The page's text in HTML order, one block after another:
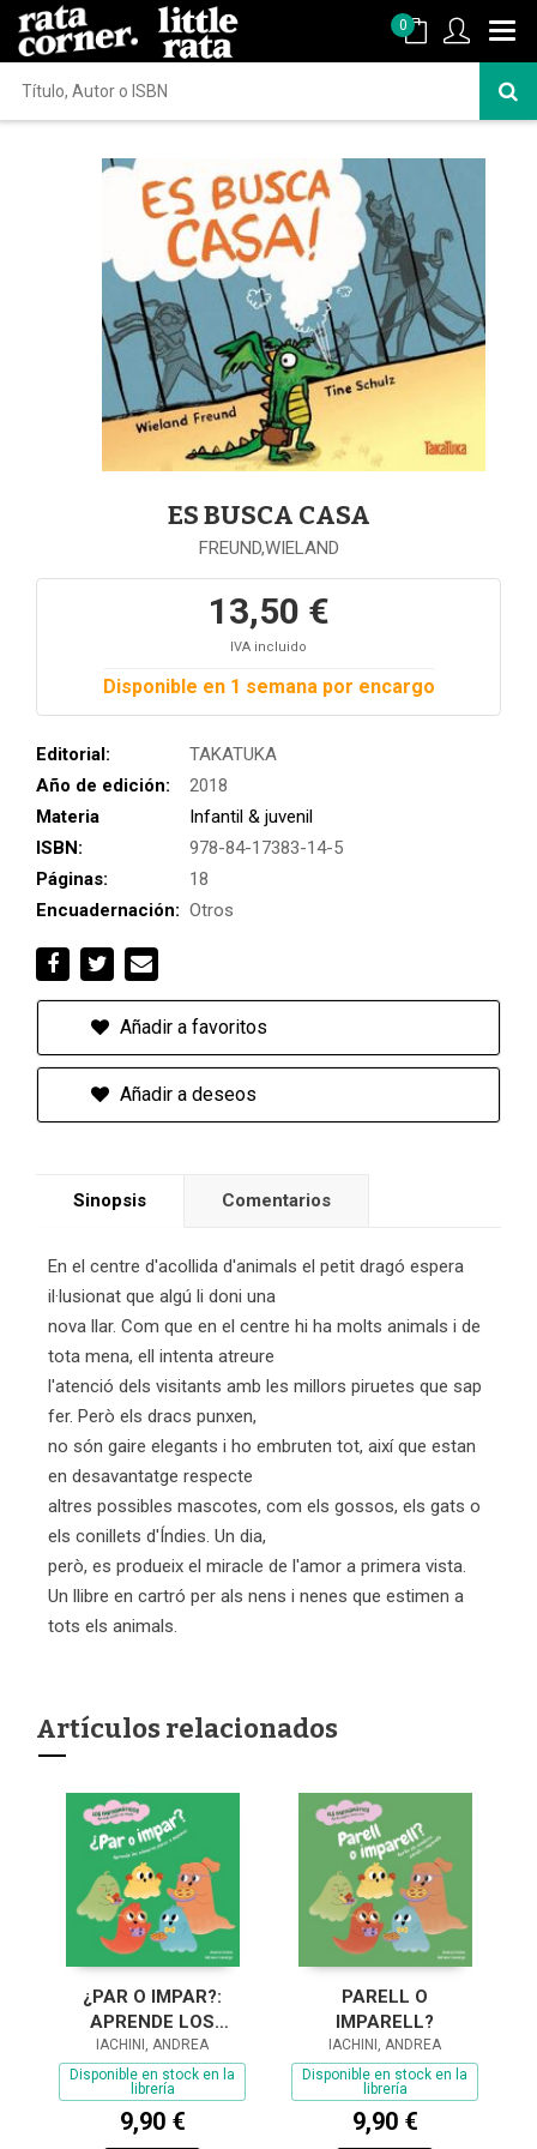
0
ES BUSCA CASA
FREUND,WIELAND
13,50 €
IVA incluido
Disponible en 1 semana por encargo
Editorial:
TAKATUKA
Año de edición:
2018
Materia
Infantil & juvenil
ISBN:
978-84-17383-14-5
Páginas:
18
Encuadernación: Otros
Añadir a favoritos
Añadir a deseos
Sinopsis Comentarios
En el centre d'acollida d'animals el petit dragó espera
il·lusionat que algú li doni una
nova llar. Com que en el centre hi ha molts animals i de
tota mena, ell intenta atreure
l'atenció dels visitants amb les millors piruetes que sap
fer. Però els dracs punxen,
no són gaire elegants i ho embruten tot, així que estan
en desavantatge respecte
altres possibles mascotes, com els gossos, els gats o
els conillets d'Índies. Un dia,
però, es produeix el miracle de l'amor a primera vista.
Un llibre en cartró per als nens i nenes que estimen a
tots els animals.
Artículos relacionados
¿PAR O IMPAR?:
APRENDE LOS
NÚMEROS PARES E
IMPARES
IACHINI, ANDREA
Disponible en stock en la
librería
9,90 €
PARELL O
IMPARELL?
IACHINI, ANDREA
Disponible en stock en la
librería
9,90 €